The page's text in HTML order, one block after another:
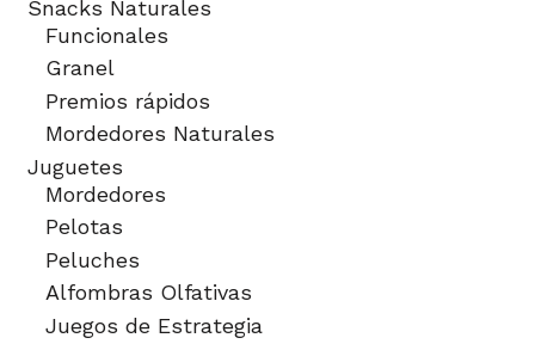
Snacks Naturales
Funcionales
Granel
Premios rápidos
Mordedores Naturales
Juguetes
Mordedores
Pelotas
Peluches
Alfombras Olfativas
Juegos de Estrategia